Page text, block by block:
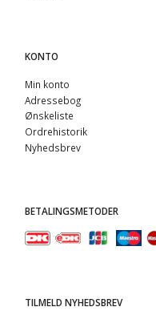
KONTO
Min konto
Adressebog
Ønskeliste
Ordrehistorik
Nyhedsbrev
BETALINGSMETODER
TILMELD NYHEDSBREV